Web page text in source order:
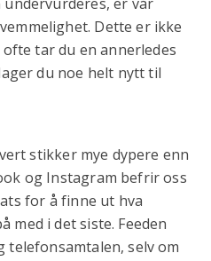
Dette er ikke
tar du en annerledes
du noe helt nytt til
stikker mye dypere enn
og Instagram befrir oss
for å finne ut hva
med i det siste. Feeden
selv om